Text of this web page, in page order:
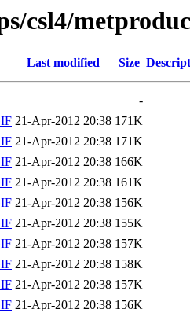
csl4/
Last modified Size
-
21-Apr-2012 20:38 171K
21-Apr-2012 20:38 171K
21-Apr-2012 20:38 166K
21-Apr-2012 20:38 161K
21-Apr-2012 20:38 156K
21-Apr-2012 20:38 155K
21-Apr-2012 20:38 157K
21-Apr-2012 20:38 158K
21-Apr-2012 20:38 157K
21-Apr-2012 20:38 156K